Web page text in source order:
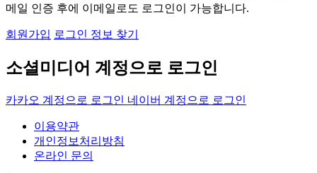
메일 인증 후에 이메일로도 로그인이 가능합니다.
회원가입 로그인 정보 찾기
소셜미디어 계정으로 로그인
카카오 계정으로 로그인 네이버 계정으로 로그인
이용약관
개인정보처리방침
온라인 문의